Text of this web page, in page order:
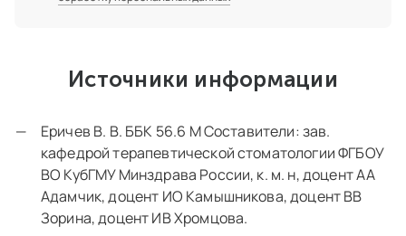
Источники информации
Еричев В. В. ББК 56.6 М Составители: зав.
кафедрой терапевтической стоматологии ФГБОУ
ВО КубГМУ Минздрава России, к. м. н, доцент АА
Адамчик, доцент ИО Камышникова, доцент ВВ
Зорина, доцент ИВ Хромцова.